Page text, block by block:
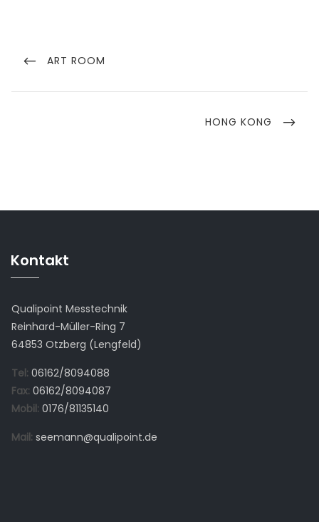
PREVIOUS
ART ROOM
NEXT
HONG KONG
Kontakt
Qualipoint Messtechnik
Reinhard-Müller-Ring 7
64853 Otzberg (Lengfeld)
Tel: 06162/8094088
Fax: 06162/8094087
Mobil: 0176/81135140
Mail: seemann@qualipoint.de